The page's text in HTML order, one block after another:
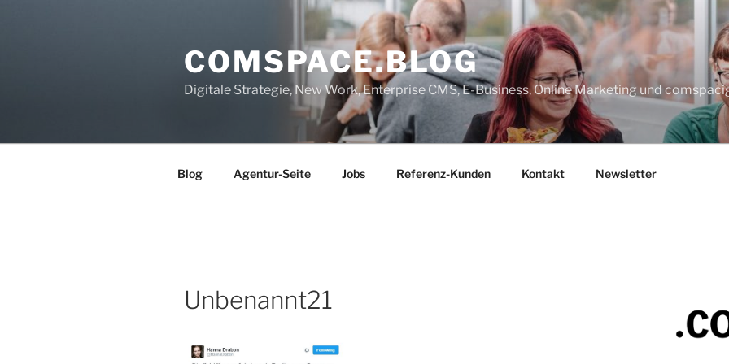
COMSPACE.BLOG
Digitale Strategie, New Work, Enterprise CMS, E-Business, Online Marketing und
Blog Agentur-Seite Jobs Referenz-Kunden Kontakt Newsletter
Unbenannt21